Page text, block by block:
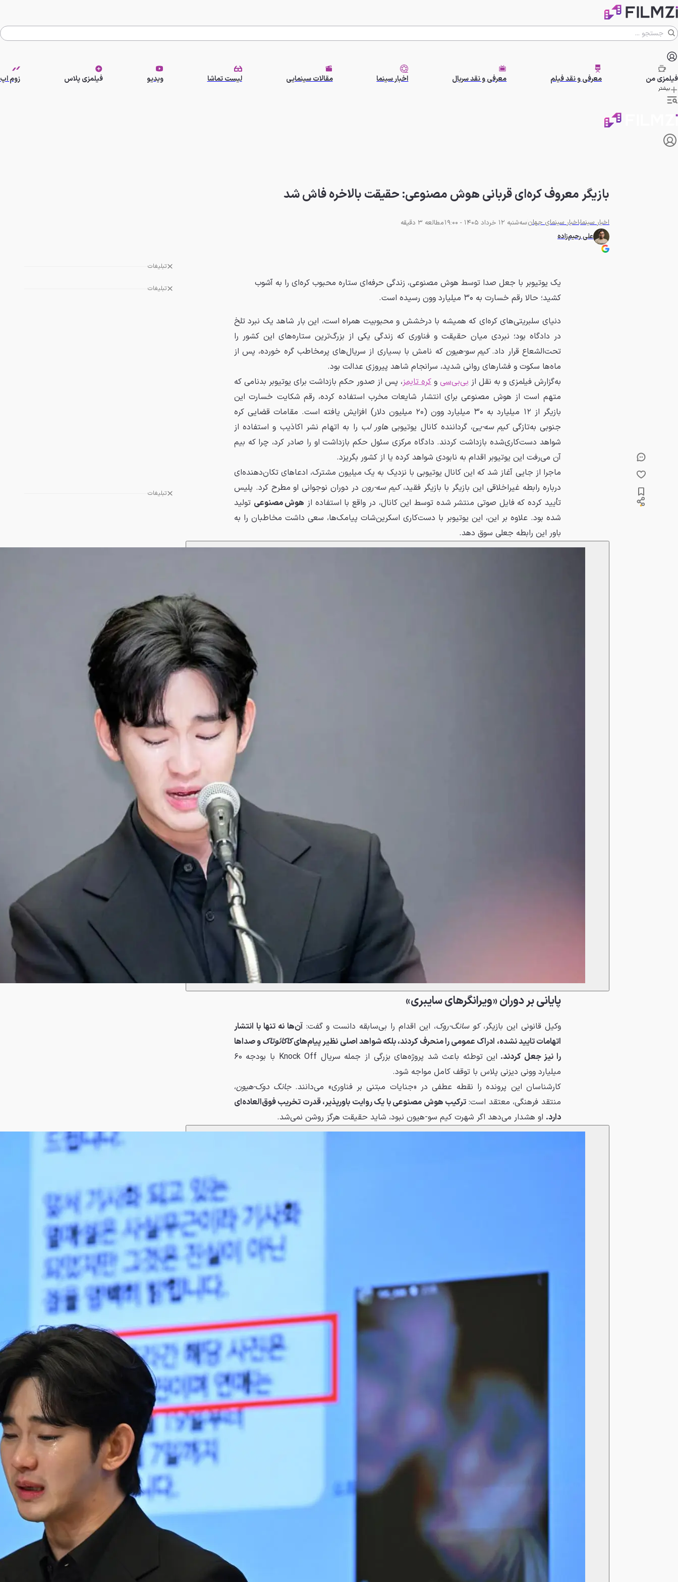
فیلمزیمن معرفی و نقد فیلم معرفی و نقد سریال اخبار سینما مقالات سینمایی لیست تماشا ویدیو فیلمزی پلاس زوم اپ
بیشتر
بازیگر معروف کره‌ای قربانی هوش مصنوعی: حقیقت بالاخره فاش شد
اخبار سینمااخبار سینمای جهانسه‌شنبه 12 خرداد 1405 - 19:00
مطالعه 3 دقیقه
علی رحیم‌زاده
تبلیغات
تبلیغات
تبلیغات
یک یوتیوبر با جعل صدا توسط هوش مصنوعی، زندگی حرفه‌ای ستاره محبوب کره‌ای را به آشوب
کشید؛ حالا رقم خسارت به ۳۰ میلیارد وون رسیده است.
دنیای سلبریتی‌های کره‌ای که همیشه با درخشش و محبوبیت همراه است، این بار شاهد یک نبرد تلخ
در دادگاه بود؛ نبردی میان حقیقت و فناوری که زندگی یکی از بزرگ‌ترین ستاره‌های این کشور را
تحت‌الشعاع قرار داد.کیم سو-هیون که نامش با بسیاری از سریال‌های پرمخاطب گره خورده، پس از
ماه‌ها سکوت و فشارهای روانی شدید، سرانجام شاهد پیروزی عدالت بود.
به‌گزارش فیلمزی و به نقل ازبی‌بی‌سی وکره تایمز، پس از صدور حکم بازداشت برای یوتیوبر بدنامی که
متهم است از هوش مصنوعی برای انتشار شایعات مخرب استفاده کرده، رقم شکایت خسارت این
بازیگر از ۱۲ میلیارد به ۳۰ میلیارد وون (۲۰ میلیون دلار) افزایش یافته است. مقامات قضایی کره
جنوبی به‌تازگیکیم سه-یی، گرداننده کانال یوتیوبیهاور لب را به اتهام نشر اکاذیب و استفاده از
شواهد دست‌کاری‌شده بازداشت کردند. دادگاه مرکزی سئول حکم بازداشت او را صادر کرد، چرا که بیم
آن می‌رفت این یوتیوبر اقدام به نابودی شواهد کرده یا از کشور بگریزد.
ماجرا از جایی آغاز شد که این کانال یوتیوبی با نزدیک به یک میلیون مشترک، ادعاهای تکان‌دهنده‌ای
درباره رابطه غیراخلاقی این بازیگر با بازیگر فقید،کیم سه-رون در دوران نوجوانی او مطرح کرد. پلیس
تأیید کرده که فایل صوتی منتشر شده توسط این کانال، در واقع با استفاده از هوش مصنوعی تولید
شده بود. علاوه بر این، این یوتیوبر با دست‌کاری اسکرین‌شات پیامک‌ها، سعی داشت مخاطبان را به
باور این رابطه جعلی سوق دهد.
پایانی بر دوران «ویرانگرهای سایبری»
وکیل قانونی این بازیگر،کو سانگ-روک، این اقدام را بی‌سابقه دانست و گفت:آن‌ها نه تنها با انتشار
اتهامات تایید نشده، ادراک عمومی را منحرف کردند، بلکه شواهد اصلی نظیر پیام‌هایکاکائو‌تاکو صداها
را نیز جعل کردند.
این توطئه باعث شد پروژه‌های بزرگی از جمله سریال Knock Off با بودجه ۶۰
میلیارد وونی دیزنی پلاس با توقف کامل مواجه شود.
کارشناسان این پرونده را نقطه عطفی در «جنایات مبتنی بر فناوری» می‌دانند.جانگ دوک-هیون،
منتقد فرهنگی، معتقد است: ترکیب هوش مصنوعی با یک روایت باورپذیر، قدرت تخریب فوق‌العاده‌ای
دارد. او هشدار می‌دهد اگر شهرت کیم سو-هیون نبود، شاید حقیقت هرگز روشن نمی‌شد.